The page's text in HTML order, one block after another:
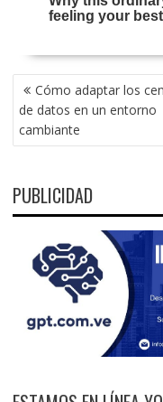
NAVEGACIÓN
DE
ENTRADAS
Cómo adaptar los
de datos en un entorno
cambiante
PUBLICIDAD